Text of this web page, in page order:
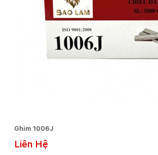
Ghim 1006J
Liên Hệ